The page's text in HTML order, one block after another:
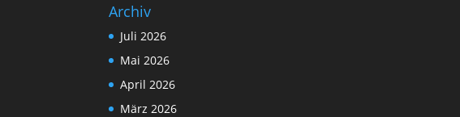
Archiv
Juli 2026
Mai 2026
April 2026
März 2026